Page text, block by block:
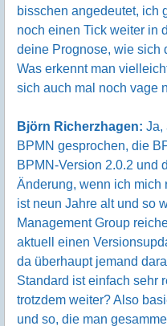
bisschen angedeutet, ich
noch einen Tick weiter in
deine Prognose, wie sich
Was erkennt man
sich auch mal noch vage
Björn Richerzhagen: Ja,
BPMN gesprochen, die
BPMN-Version 2.0.2 und
Änderung, wenn ich mich
ist neun Jahre alt und so
Management Group
aktuell einen
da überhaupt jemand
Standard ist einfach sehr
trotzdem weiter? Also
und so, die man